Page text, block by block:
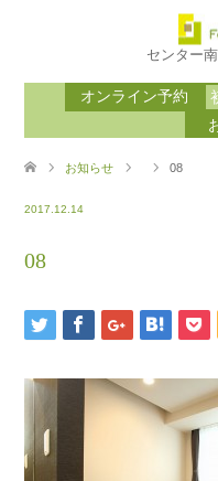
センター
オンライン予約
お知らせ 08
2017.12.14
08